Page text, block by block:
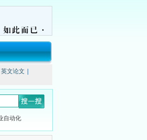
英文论文
自动化